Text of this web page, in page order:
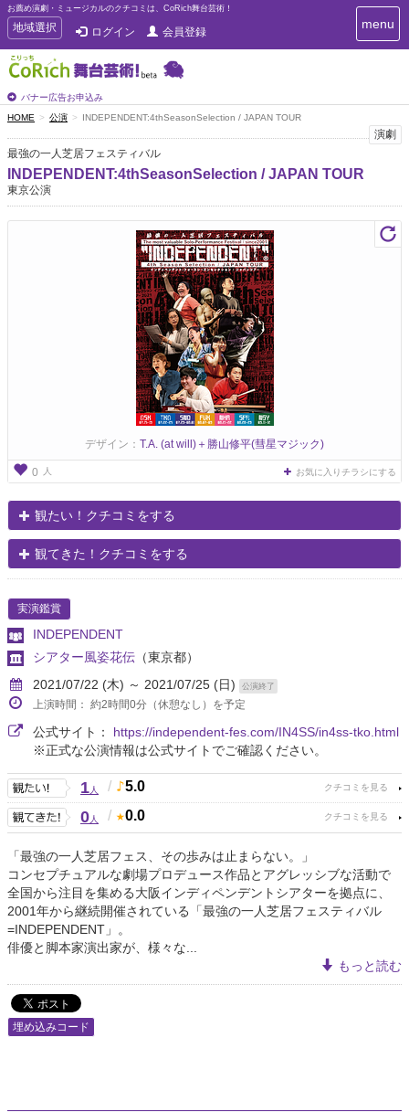
お薦め演劇・ミュージカルのクチコミは、CoRich舞台芸術！
T
o
g
g
e
n
a
v
i
g
a
地域選択 ログイン 会員登録
バナー広告お申込み
T
o
v
g
a
menu
HOME 公演 INDEPENDENT:4thSeasonSelection / JAPAN TOUR
演劇
最強の一人芝居フェスティバル
INDEPENDENT:4thSeasonSelection / JAPAN TOUR
東京公演
デザイン： T.A. (at will)＋勝山修平(彗星マジック)
0 人 お気に入りチラシにする
観たい！クチコミをする
観てきた！クチコミをする
実演鑑賞
INDEPENDENT
シアター風姿花伝 （東京都）
2021/07/22 (木) ～ 2021/07/25 (日)
公演終了
上演時間： 約2時間0分（休憩なし）を予定
公式サイト： https://independent-fes.com/IN4SS/in4ss-tko.html
※正式な公演情報は公式サイトでご確認ください。
1人 / 5.0
0人 / 0.0
「最強の一人芝居フェス、その歩みは止まらない。」
コンセプチュアルな劇場プロデュース作品とアグレッシブな活動で
全国から注目を集める大阪インディペンデントシアターを拠点に、
2001年から継続開催されている「最強の一人芝居フェスティバル
=INDEPENDENT」。
俳優と脚本家演出家が、様々な...
もっと読む
埋め込みコード